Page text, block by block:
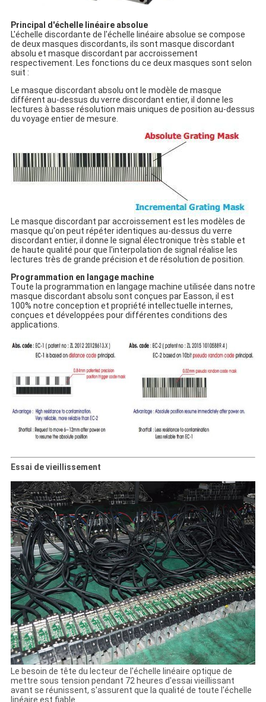
Principal d'échelle linéaire absolue
L'échelle discordante de l'échelle linéaire absolue se compose
de deux masques discordants, ils sont masque discordant
absolu et masque discordant par accroissement
respectivement. Les fonctions du ce deux masques sont selon
suit :
Le masque discordant absolu ont le modèle de masque
différent au-dessus du verre discordant entier, il donne les
lectures à basse résolution mais uniques de position au-dessus
du voyage entier de mesure.
Le masque discordant par accroissement est les modèles de
masque qu'on peut répéter identiques au-dessus du verre
discordant entier, il donne le signal électronique très stable et
de haute qualité pour que l'interpolation de signal réalise les
lectures très de grande précision et de résolution de position.
Programmation en langage machine
Toute la programmation en langage machine utilisée dans notre
masque discordant absolu sont conçues par Easson, il est
100% notre conception et propriété intellectuelle internes,
conçues et développées pour différentes conditions des
applications.
Essai de vieillissement
Le besoin de tête du lecteur de l'échelle linéaire optique de
mettre sous tension pendant 72 heures d'essai vieillissant
avant se réunissent, s'assurent que la qualité de toute l'échelle
linéaire est fiable.